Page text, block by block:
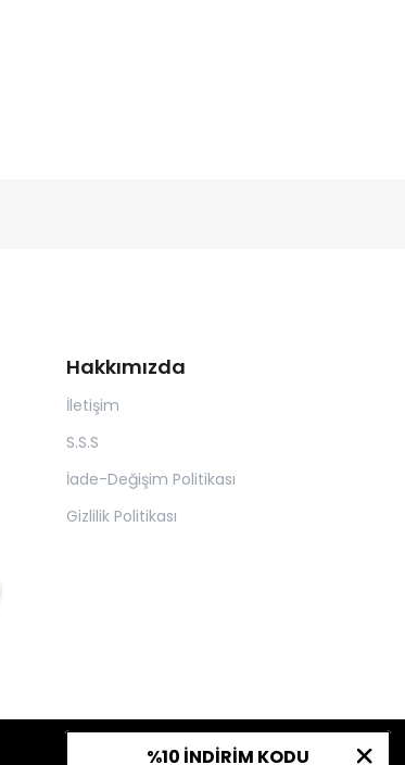
Hakkımızda
İletişim
S.S.S
İade-Değişim Politikası
Gizlilik Politikası
%10 İNDİRİM KODU